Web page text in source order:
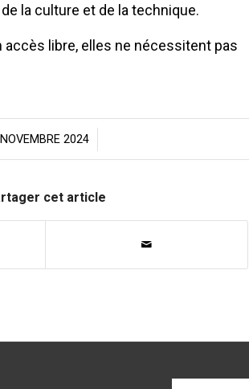
la culture et de la technique.
libre, elles ne nécessitent pas
2024
/
cet article